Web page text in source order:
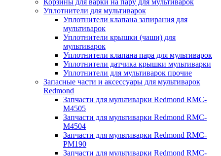
Корзины для варки на пару для мультиварок
Уплотнители для мультиварок
Уплотнители клапана запирания для
мультиварок
Уплотнители крышки (чаши) для
мультиварок
Уплотнители клапана пара для мультиварок
Уплотнители датчика крышки мультиварки
Уплотнители для мультиварок прочие
Запасные части и аксессуары для мультиварок
Redmond
Запчасти для мультиварки Redmond RMC-
M4505
Запчасти для мультиварки Redmond RMC-
M4504
Запчасти для мультиварки Redmond RMC-
PM190
Запчасти для мультиварки Redmond RMC-